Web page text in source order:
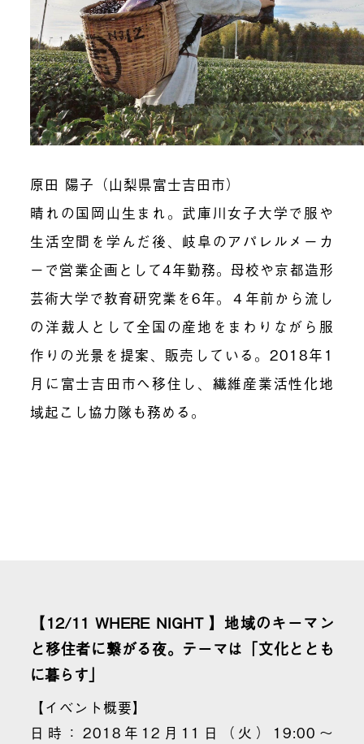
原田 陽子（山梨県富士吉田市）
晴れの国岡山生まれ。武庫川女子大学で服や
生活空間を学んだ後、岐阜のアパレルメーカ
ーで営業企画として4年勤務。母校や京都造形
芸術大学で教育研究業を6年。４年前から流し
の洋裁人として全国の産地をまわりながら服
作りの光景を提案、販売している。2018年1
月に富士吉田市へ移住し、繊維産業活性化地
域起こし協力隊も務める。
【12/11 WHERE NIGHT 】地域のキーマン
と移住者に繋がる夜。テーマは「文化ととも
に暮らす」
【イベント概要】
日時：2018年12月11日（火）19:00～